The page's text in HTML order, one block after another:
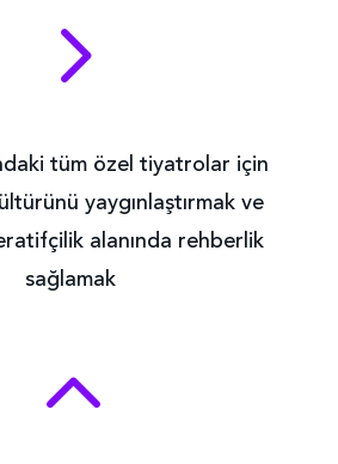
5
tüm özel tiyatrolar için
yaygınlaştırmak ve
alanında rehberlik
sağlamak
2